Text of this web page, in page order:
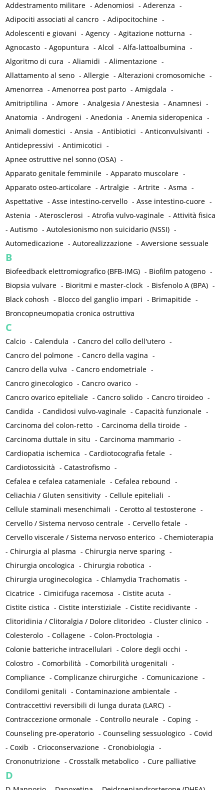
Addestramento militare -Adenomiosi -Aderenza -
Adipociti associati al cancro -Adipocitochine -
Adolescenti e giovani -Agency -Agitazione notturna -
Agnocasto -Agopuntura -Alcol -Alfa-lattoalbumina -
Algoritmo di cura -Aliamidi -Alimentazione -
Allattamento al seno -Allergie -Alterazioni cromosomiche -
Amenorrea -Amenorrea post parto -Amigdala -
Amitriptilina -Amore -Analgesia / Anestesia -Anamnesi -
Anatomia -Androgeni -Anedonia -Anemia sideropenica -
Animali domestici -Ansia -Antibiotici -Anticonvulsivanti -
Antidepressivi -Antimicotici -
Apnee ostruttive nel sonno (OSA) -
Apparato genitale femminile -Apparato muscolare -
Apparato osteo-articolare -Artralgie -Artrite -Asma -
Aspettative -Asse intestino-cervello -Asse intestino-cuore -
Astenia -Aterosclerosi -Atrofia vulvo-vaginale -Attività fisica
-Autismo -Autolesionismo non suicidario (NSSI) -
Automedicazione -Autorealizzazione -Avversione sessuale
B
Biofeedback elettromiografico (BFB-IMG) - Biofilm patogeno -
Biopsia vulvare - Bioritmi e master-clock - Bisfenolo A (BPA) -
Black cohosh - Blocco del ganglio impari - Brimapitide -
Broncopneumopatia cronica ostruttiva
C
Calcio -Calendula -Cancro del collo dell'utero -
Cancro del polmone -Cancro della vagina -
Cancro della vulva -Cancro endometriale -
Cancro ginecologico -Cancro ovarico -
Cancro ovarico epiteliale -Cancro solido -Cancro tiroideo -
Candida -Candidosi vulvo-vaginale -Capacità funzionale -
Carcinoma del colon-retto -Carcinoma della tiroide -
Carcinoma duttale in situ -Carcinoma mammario -
Cardiopatia ischemica -Cardiotocografia fetale -
Cardiotossicità -Catastrofismo -
Cefalea e cefalea catameniale -Cefalea rebound -
Celiachia / Gluten sensitivity -Cellule epiteliali -
Cellule staminali mesenchimali -Cerotto al testosterone -
Cervello / Sistema nervoso centrale -Cervello fetale -
Cervello viscerale / Sistema nervoso enterico -Chemioterapia
-Chirurgia al plasma -Chirurgia nerve sparing -
Chirurgia oncologica -Chirurgia robotica -
Chirurgia uroginecologica -Chlamydia Trachomatis -
Cicatrice -Cimicifuga racemosa -Cistite acuta -
Cistite cistica -Cistite interstiziale -Cistite recidivante -
Clitoridinia / Clitoralgia / Dolore clitorideo -Cluster clinico -
Colesterolo -Collagene -Colon-Proctologia -
Colonie batteriche intracellulari -Colore degli occhi -
Colostro -Comorbilità -Comorbilità urogenitali -
Compliance -Complicanze chirurgiche -Comunicazione -
Condilomi genitali -Contaminazione ambientale -
Contraccettivi reversibili di lunga durata (LARC) -
Contraccezione ormonale -Controllo neurale -Coping -
Counseling pre-operatorio -Counseling sessuologico -Covid
-Coxib -Crioconservazione -Cronobiologia -
Crononutrizione -Crosstalk metabolico -Cure palliative
D